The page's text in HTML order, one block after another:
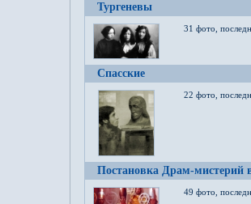
Тургеневы
31 фото,
Спасские
22 фото,
Постановка Драм-мистерий
49 фото,